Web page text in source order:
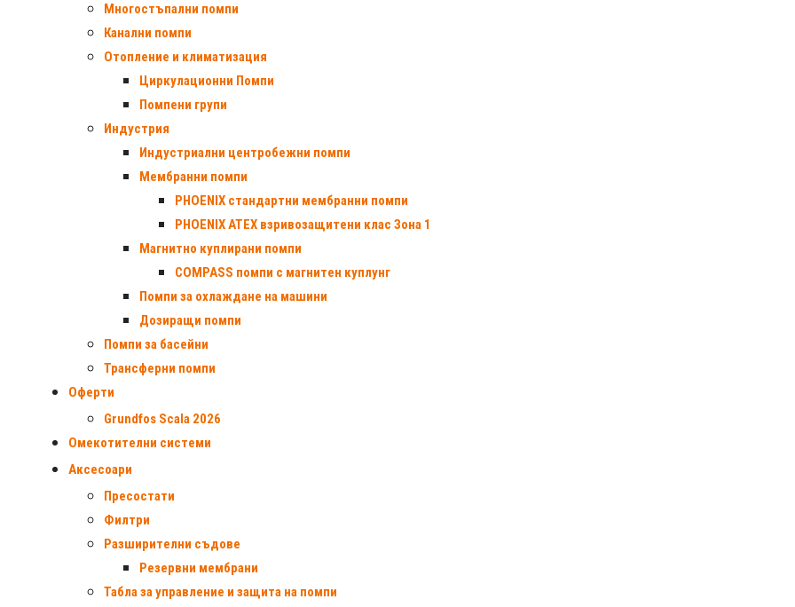
Многостъпални помпи
Канални помпи
Отопление и климатизация
Циркулационни Помпи
Помпени групи
Индустрия
Индустриални центробежни помпи
Мембранни помпи
PHOENIX стандартни мембранни помпи
PHOENIX ATEX взривозащитени клас Зона 1
Магнитно куплирани помпи
COMPASS помпи с магнитен куплунг
Помпи за охлаждане на машини
Дозиращи помпи
Помпи за басейни
Трансферни помпи
Оферти
Grundfos Scala 2026
Омекотителни системи
Аксесоари
Пресостати
Филтри
Разширителни съдове
Резервни мембрани
Табла за управление и защита на помпи